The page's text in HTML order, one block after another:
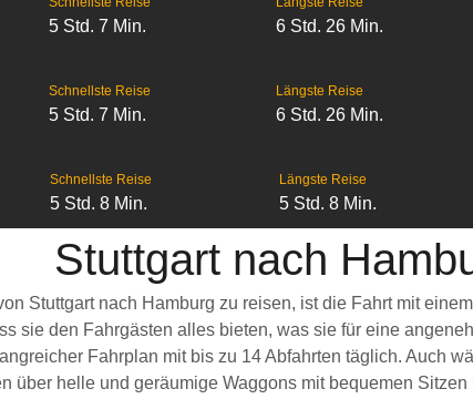
5 Std. 7 Min. 6 Std. 26 Min.
Schnellste Reise
5 Std. 7 Min.
Längste Reise
6 Std. 26 Min.
Schnellste Reise
5 Std. 8 Min.
Längste Reise
5 Std. 8 Min.
Stuttgart nach
Stuttgart nach Hamburg zu reisen, ist die Fahrt mit
sie den Fahrgästen alles bieten, was sie für eine
Fahrplan mit bis zu 14 Abfahrten täglich. Auch
über helle und geräumige Waggons mit bequemen